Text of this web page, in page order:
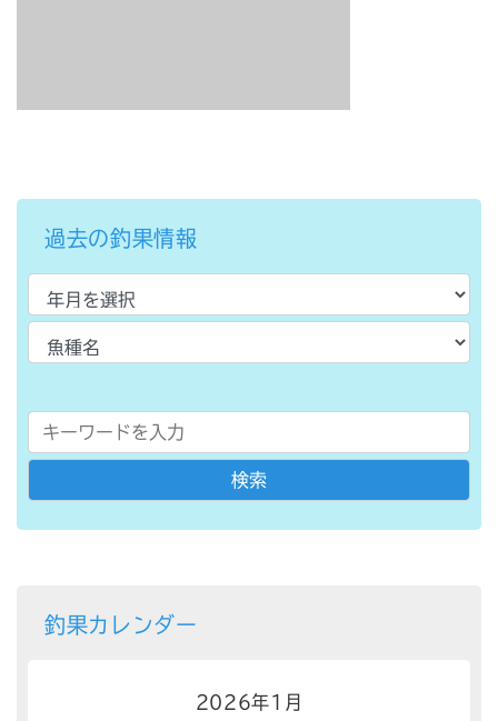
過去の釣果情報
釣果カレンダー
2026年1月